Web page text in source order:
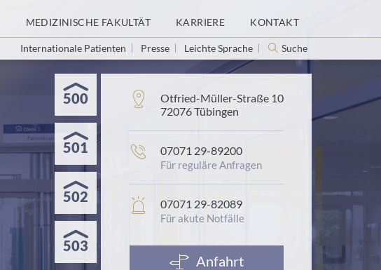
MEDIZINISCHE FAKULTÄT KARRIERE KONTAKT
Internationale Patienten Presse Leichte Sprache Suche
500
501
502
503
Adresse:
Otfried-Müller-Straße 10
72076 Tübingen
Telefonnummer:
07071 29-89200
Für reguläre Anfragen
In
Notfällen:
07071 29-82089
Für akute Notfälle
Anfahrt